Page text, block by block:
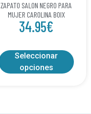
ZAPATO SALON NEGRO PARA
MUJER CAROLINA BOIX
34.95€
Seleccionar
opciones